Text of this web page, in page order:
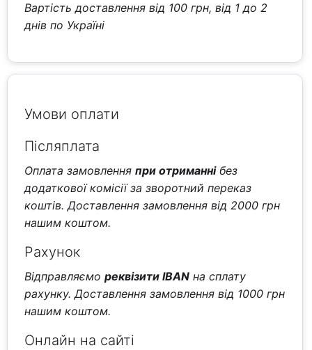
Вартість доставлення від 100 грн, від 1 до 2
днів по Україні
Умови оплати
Післяплата
Оплата замовленняпри отриманнібез
додаткової комісії за зворотний переказ
коштів. Доставлення замовлення від 2000 грн
нашим коштом.
Рахунок
Відправляємореквізити IBAN на сплату
рахунку. Доставлення замовлення від 1000 грн
нашим коштом.
Онлайн на сайті